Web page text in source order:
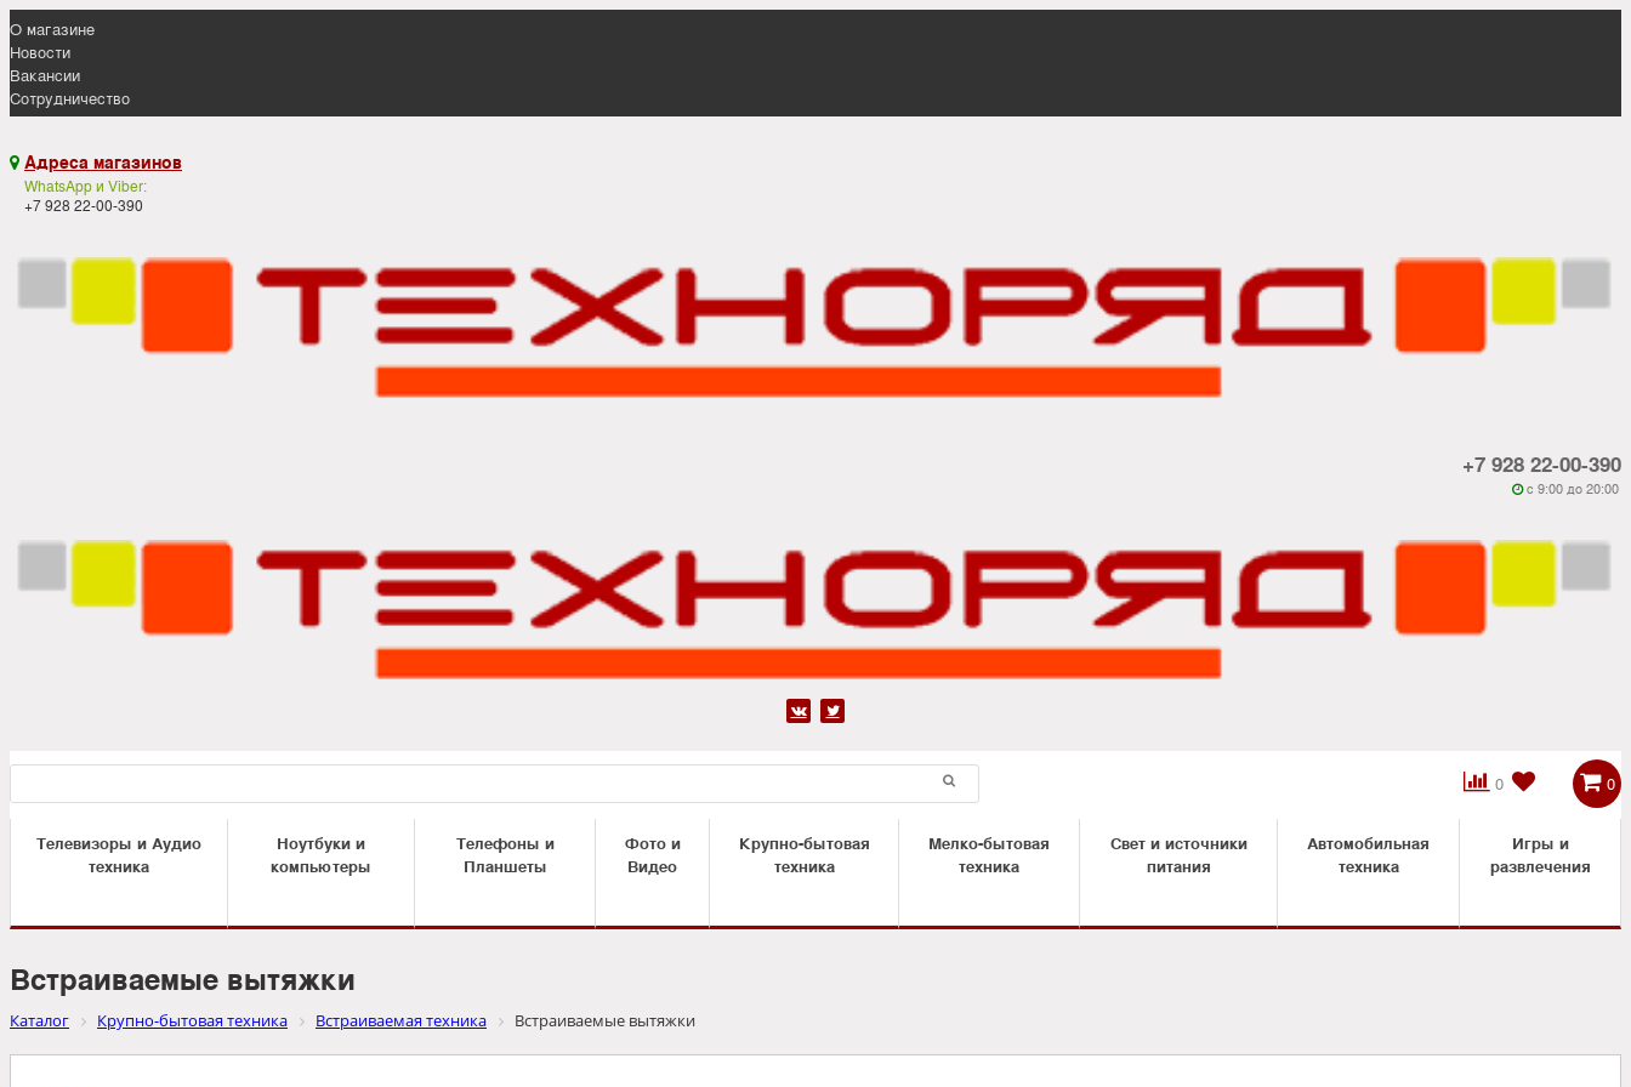
О магазине
Новости
Вакансии
Сотрудничество
 Адреса магазинов
WhatsApp и Viber:
+7 928 22-00-390
+7 928 22-00-390
 c 9:00 до 20:00
 
0

 0
Телевизоры и Аудио
техника
Ноутбуки и
компьютеры
Телефоны и
Планшеты
Фото и
Видео
Крупно-бытовая
техника
Мелко-бытовая
техника
Свет и источники
питания
Автомобильная
техника
Игры и
развлечения
Встраиваемые вытяжки
Каталог Крупно-бытовая техника Встраиваемая техника Встраиваемые вытяжки